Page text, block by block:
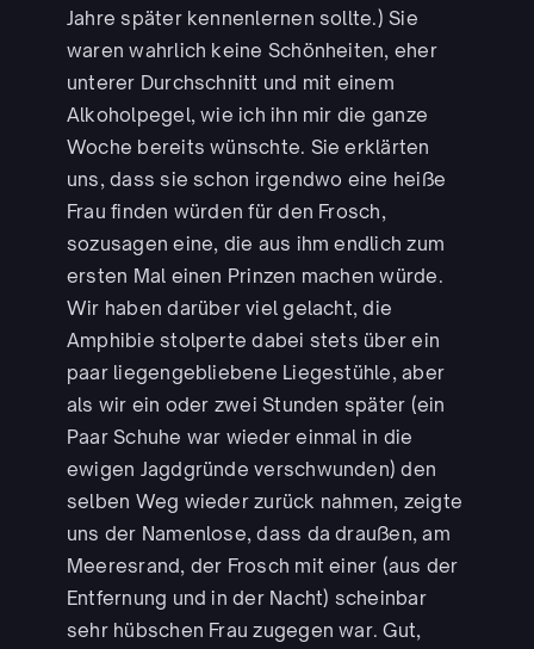
Jahre später kennenlernen sollte.) Sie
waren wahrlich keine Schönheiten, eher
unterer Durchschnitt und mit einem
Alkoholpegel, wie ich ihn mir die ganze
Woche bereits wünschte. Sie erklärten
uns, dass sie schon irgendwo eine heiße
Frau finden würden für den Frosch,
sozusagen eine, die aus ihm endlich zum
ersten Mal einen Prinzen machen würde.
Wir haben darüber viel gelacht, die
Amphibie stolperte dabei stets über ein
paar liegengebliebene Liegestühle, aber
als wir ein oder zwei Stunden später (ein
Paar Schuhe war wieder einmal in die
ewigen Jagdgründe verschwunden) den
selben Weg wieder zurück nahmen, zeigte
uns der Namenlose, dass da draußen, am
Meeresrand, der Frosch mit einer (aus der
Entfernung und in der Nacht) scheinbar
sehr hübschen Frau zugegen war. Gut,